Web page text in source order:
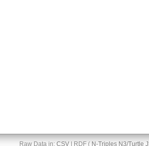
Raw Data in: CSV| RDF ( N-Triples N3/Turtle